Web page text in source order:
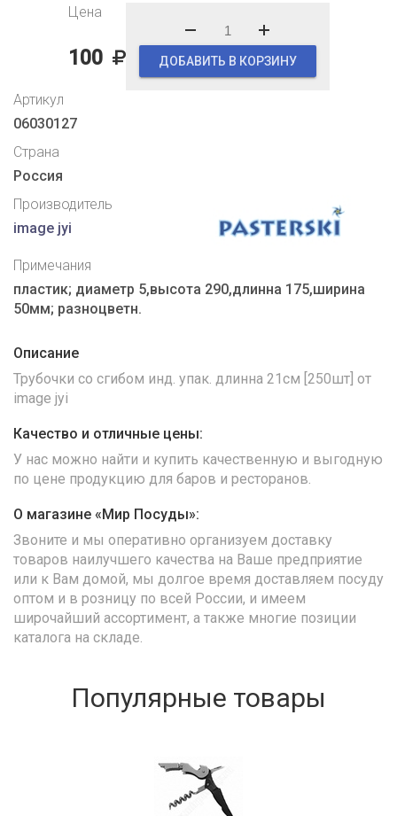
Цена
100 ДОБАВИТЬ В КОРЗИНУ
Артикул
06030127
Страна
Россия
Производитель
image jyi
Примечания
пластик; диаметр 5,высота 290,длинна 175,ширина
50мм; разноцветн.
Описание
Трубочки со сгибом инд. упак. длинна 21см [250шт] от
image jyi
Качество и отличные цены:
У нас можно найти и купить качественную и выгодную
по цене продукцию для баров и ресторанов.
О магазине «Мир Посуды»:
Звоните и мы оперативно организуем доставку
товаров наилучшего качества на Ваше предприятие
или к Вам домой, мы долгое время доставляем посуду
оптом и в розницу по всей России, и имеем
широчайший ассортимент, а также многие позиции
каталога на складе.
Популярные товары